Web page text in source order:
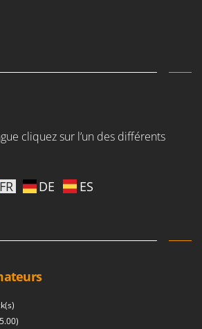
cliquez sur l’un des différents
FR DE ES